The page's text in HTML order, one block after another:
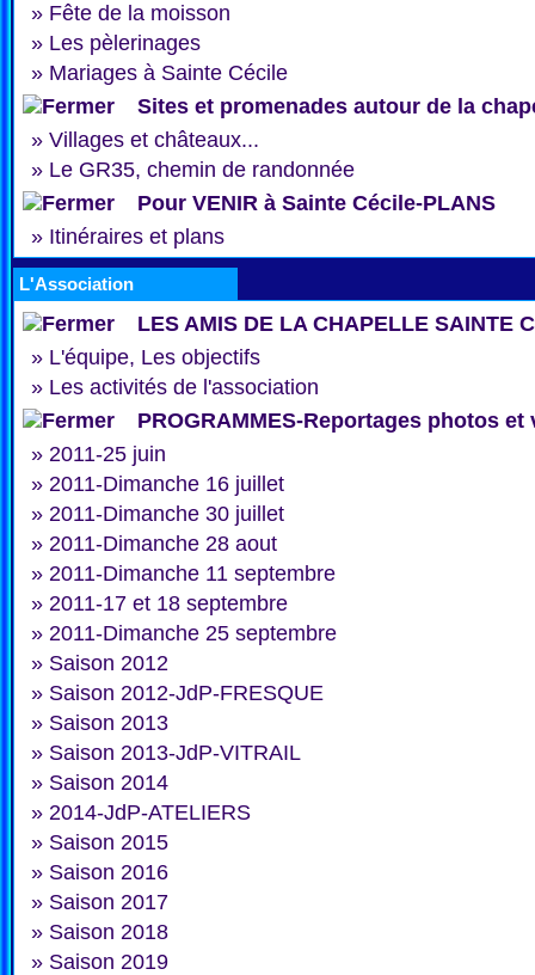
» Fête de la moisson
» Les pèlerinages
» Mariages à Sainte Cécile
Sites et promenades autour de la
» Villages et châteaux...
» Le GR35, chemin de randonnée
Pour VENIR à Sainte Cécile-PLANS
» Itinéraires et plans
L'Association
LES AMIS DE LA CHAPELLE SAINTE
» L'équipe, Les objectifs
» Les activités de l'association
PROGRAMMES-Reportages photos et
» 2011-25 juin
» 2011-Dimanche 16 juillet
» 2011-Dimanche 30 juillet
» 2011-Dimanche 28 aout
» 2011-Dimanche 11 septembre
» 2011-17 et 18 septembre
» 2011-Dimanche 25 septembre
» Saison 2012
» Saison 2012-JdP-FRESQUE
» Saison 2013
» Saison 2013-JdP-VITRAIL
» Saison 2014
» 2014-JdP-ATELIERS
» Saison 2015
» Saison 2016
» Saison 2017
» Saison 2018
» Saison 2019